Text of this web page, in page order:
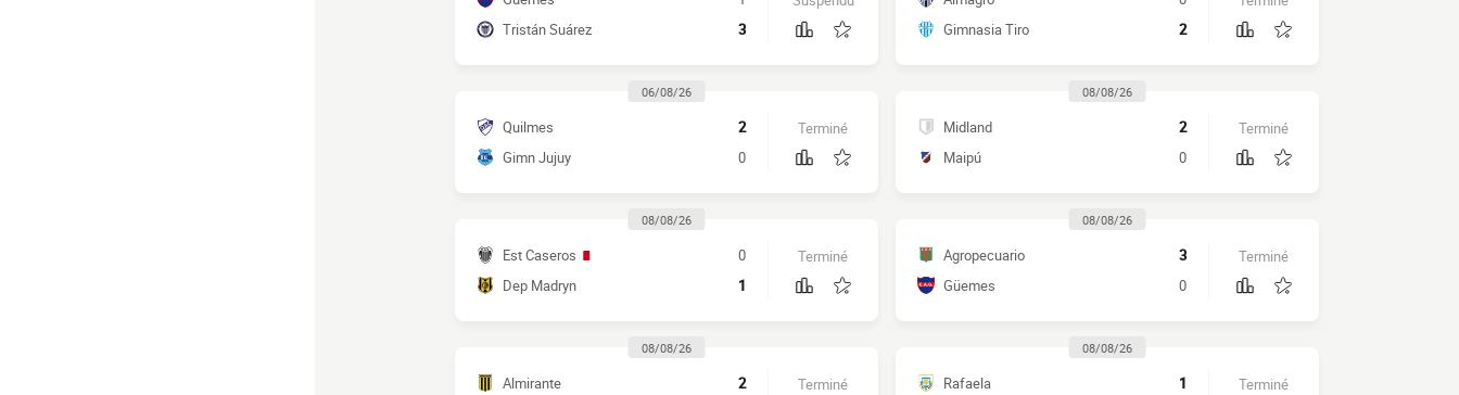
Tristán Suárez
3
Gimnasia Tiro
2
06/08/26
Quilmes
2
Gimn Jujuy
0
Terminé
08/08/26
Midland
2
Maipú
0
Terminé
08/08/26
Est Caseros
0
Dep Madryn
1
Terminé
08/08/26
Agropecuario
3
Güemes
0
Terminé
08/08/26
Almirante
2
Terminé
08/08/26
Rafaela
1
Terminé